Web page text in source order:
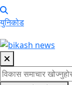
युनिकोड